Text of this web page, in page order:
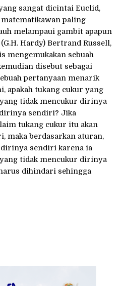
sangat dicintai Euclid,
matematikawan paling
melampaui gambit apapun
Hardy) Bertrand Russell,
mengemukakan sebuah
disebut sebagai
pertanyaan menarik
apakah tukang cukur yang
tidak mencukur dirinya
sendiri? Jika
tukang cukur itu akan
maka berdasarkan aturan,
sendiri karena ia
tidak mencukur dirinya
dihindari sehingga